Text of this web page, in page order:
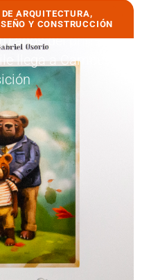
ARQUITECTURA,
Y CONSTRUCCIÓN
años del primer
llega a Campus